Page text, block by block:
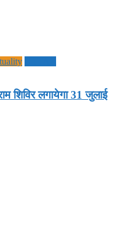
शिविर लगायेगा 31 जुलाई